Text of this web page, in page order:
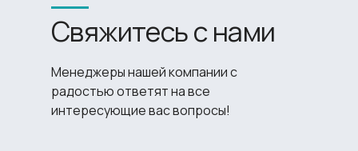
Менеджеры нашей компании с
радостью ответят на все
интересующие вас вопросы!
Свяжитесь с нами